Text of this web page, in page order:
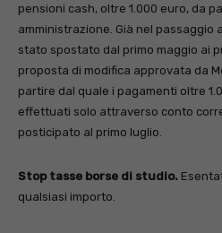
pensioni cash, oltre 1.000 euro, da
amministrazione. Già nel passaggio
stato spostato dal primo maggio ai
proposta di modifica approvata da
partire dal quale i pagamenti oltre
effettuati solo attraverso conto
posticipato al primo luglio.
Stop tasse borse di studio.
qualsiasi importo.